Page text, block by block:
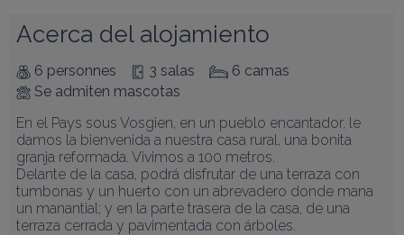
Acerca del alojamiento
6 personnes 3 salas
6 camas
Se admiten mascotas
En el Pays sous Vosgien, en un pueblo encantador, le
damos la bienvenida a nuestra casa rural, una bonita
granja reformada. Vivimos a 100 metros.
Delante de la casa, podrá disfrutar de una terraza con
tumbonas y un huerto con un abrevadero donde mana
un manantial; y en la parte trasera de la casa, de una
terraza cerrada y pavimentada con árboles.